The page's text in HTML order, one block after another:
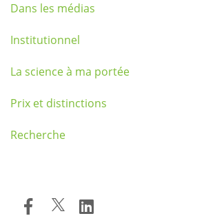
Dans les médias
Institutionnel
La science à ma portée
Prix et distinctions
Recherche